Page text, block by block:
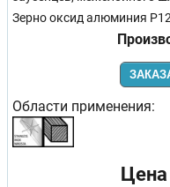
Зерно оксид алюминия
Области применения:
Цена